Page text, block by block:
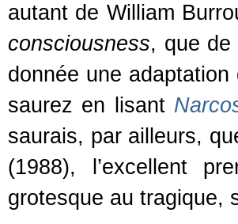
autant de William
consciousness, que de
donnée une
saurez en lisant
saurais, par ailleurs,
(1988), l’excellent
grotesque au tragique,